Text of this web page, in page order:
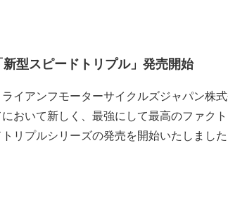
新型スピードトリプル」発売開始
ライアンフモーターサイクルズジャパン株
において新しく、最強にして最高のファク
トリプルシリーズの発売を開始いたしました